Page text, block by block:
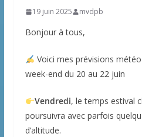
19 juin 2025 mvdpb
Bonjour à tous,
Voici mes prévisions
week-end du 20 au 22 juin
Vendredi, le temps estival
poursuivra avec parfois
d’altitude.